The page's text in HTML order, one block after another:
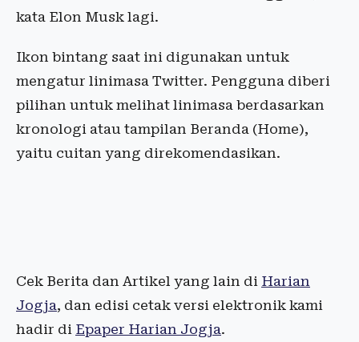
kata Elon Musk lagi.
Ikon bintang saat ini digunakan untuk
mengatur linimasa Twitter. Pengguna diberi
pilihan untuk melihat linimasa berdasarkan
kronologi atau tampilan Beranda (Home),
yaitu cuitan yang direkomendasikan.
Cek Berita dan Artikel yang lain di Harian
Jogja, dan edisi cetak versi elektronik kami
hadir di Epaper Harian Jogja.